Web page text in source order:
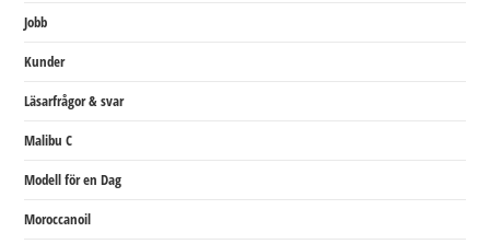
Jobb
Kunder
Läsarfrågor & svar
Malibu C
Modell för en Dag
Moroccanoil